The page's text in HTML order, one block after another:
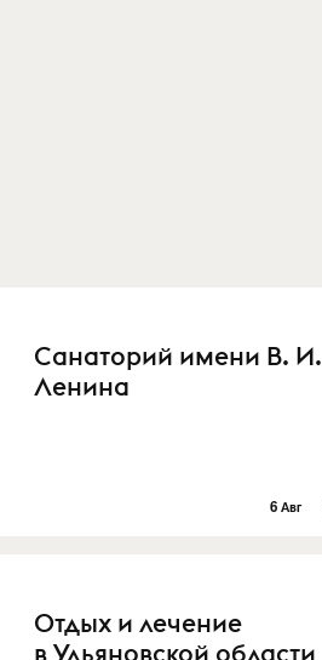
Санаторий имени В. И.
Ленина
6 Авг
Отдых и лечение